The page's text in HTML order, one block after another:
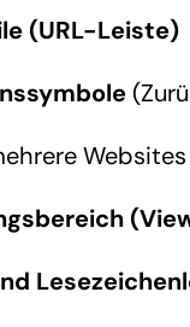
(URL-Leiste)
Websites